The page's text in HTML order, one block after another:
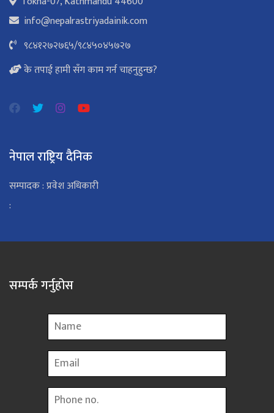
info@nepalrastriyadainik.com
९८४१२७२७६५/९८४५०४५७२७
के तपाई हामी सँग काम गर्न चाहनुहुन्छ?
नेपाल राष्ट्रिय दैनिक
सम्पादक : प्रवेश अधिकारी
:
सम्पर्क गर्नुहोस
Name
Email
Phone